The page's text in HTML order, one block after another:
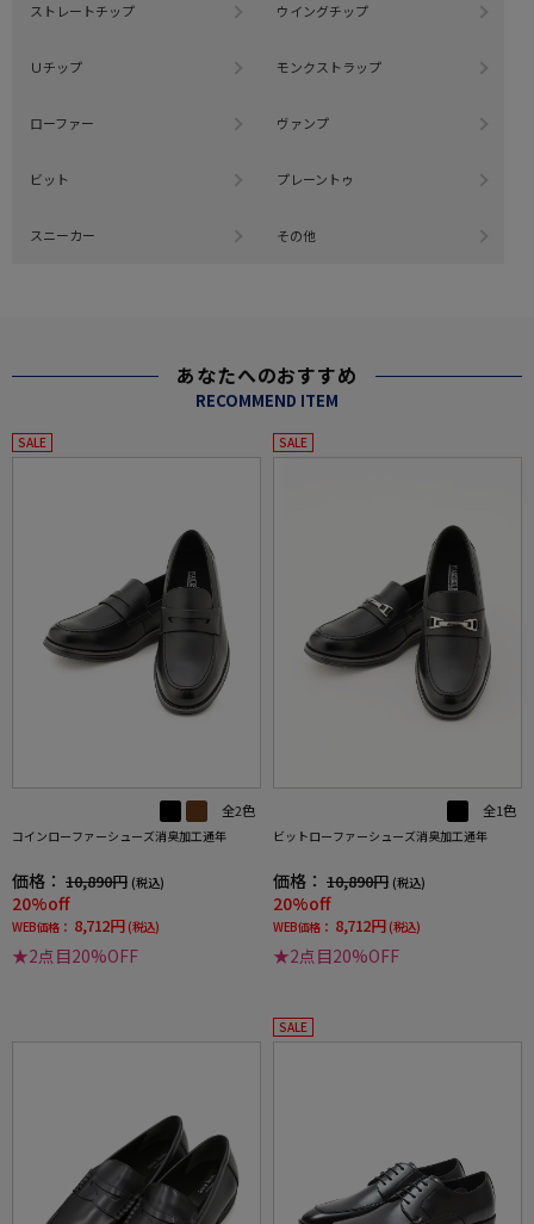
ストレートチップ ウイングチップ
Ｕチップ モンクストラップ
ローファー ヴァンプ
ビット プレーントゥ
スニーカー その他
あなたへのおすすめ
RECOMMEND ITEM
SALE
全2色
コインローファーシューズ消臭加工通年
価格： 10,890円 (税込)
20%off
WEB価格： 8,712円 (税込)
★2点目20%OFF
SALE
全1色
ビットローファーシューズ消臭加工通年
価格： 10,890円 (税込)
20%off
WEB価格： 8,712円 (税込)
★2点目20%OFF
SALE